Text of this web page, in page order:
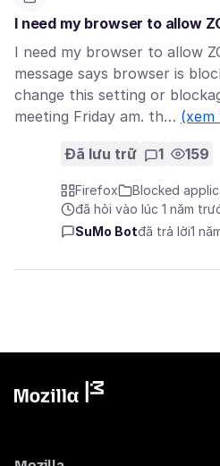
I need my browser to allow
I need my browser to allow
message says browser is
change this setting or
meeting Friday am. th… (xem
Đã lưu trữ 1 159
Firefox
Blocked
đã hỏi vào lúc 1 năm
SuMo Botđã trả lời1